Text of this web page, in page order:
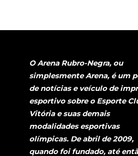
O Arena Rubro-Negra, ou
simplesmente Arena, é um
de notícias e veículo de
esportivo sobre o Esporte
Vitória e suas demais
modalidades esportivas
olímpicas. De abril de 2009,
quando foi fundado, até